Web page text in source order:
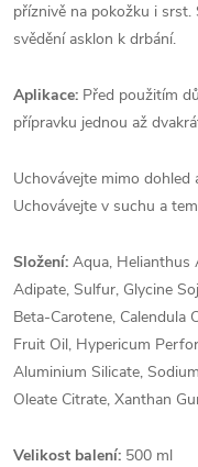
příznivě na pokožku i
svědění asklon k drbání.
Aplikace: Před použitím
přípravku jednou až
Uchovávejte mimo dohled
Uchovávejte v suchu a
Složení: Aqua, Helianthus
Adipate, Sulfur, Glycine
Beta-Carotene, Calendula
Fruit Oil, Hypericum
Aluminium Silicate,
Oleate Citrate, Xanthan
Velikost balení: 500 ml